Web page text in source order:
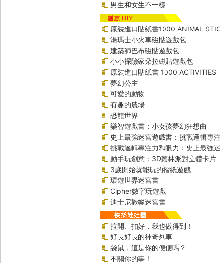
男生和女生不一樣
原裝進口貼紙書1000 ANIMAL
湯瑪士小火車磁貼遊戲包
建築師巴布磁貼遊戲包
小小探險家朵拉磁貼遊戲包
原裝進口貼紙書 1000 ACTIVITIES
夢幻公主
可愛的動物
有趣的農場
恐龍世界
樂智遊戲書：小女孩夢幻狂想曲
史上最強迷宮遊戲書：挑戰邏輯專
挑戰邏輯專注力和眼力：史上最強
動手玩創意：3D叢林派對立體卡片
3歲開始就能玩的摺紙遊戲
環遊世界迷宮書
Cipher數字玩遊戲
迪士尼歡樂迷宮書
拉開、扣好，我也做得到！
好長好長的神奇列車
袋鼠，這是你的便便嗎？
不關你的事！